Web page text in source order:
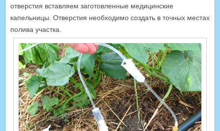
отверстия вставляем заготовленные медицинские
капельницы. Отверстия необходимо создать в точных местах
полива участка.